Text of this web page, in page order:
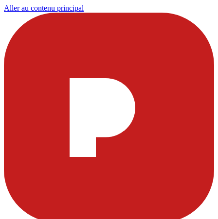
Aller au contenu principal